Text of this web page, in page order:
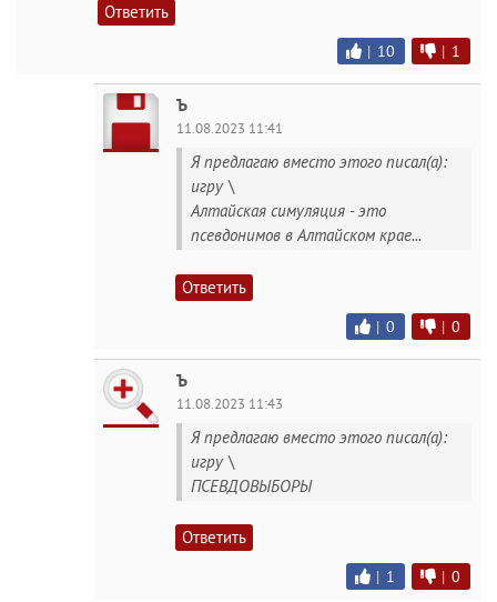
Ответить
| 10 | 1
Ъ
11.08.2023 11:41
Я предлагаю вместо этого писал(а):
игру \
Алтайская симуляция - это
псевдонимов в Алтайском крае...
Ответить
| 0 | 0
Ъ
11.08.2023 11:43
Я предлагаю вместо этого писал(а):
игру \
ПСЕВДОВЫБОРЫ
Ответить
| 1 | 0